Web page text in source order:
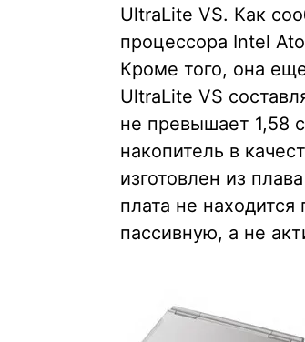
UltraLite VS. Как
процессора Intel
Кроме того, она
UltraLite VS
не превышает 1,58
накопитель в
изготовлен из
плата не
пассивную, а не